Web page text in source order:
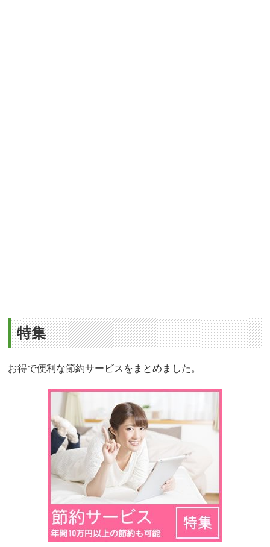
特集
お得で便利な節約サービスをまとめました。